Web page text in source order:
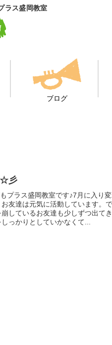
ラス盛岡教室
ブログ
☆彡
プラス盛岡教室です♪7月に入り
友達は元気に活動しています。
しているお友達も少しずつ出て
っかりとしていかなくて...